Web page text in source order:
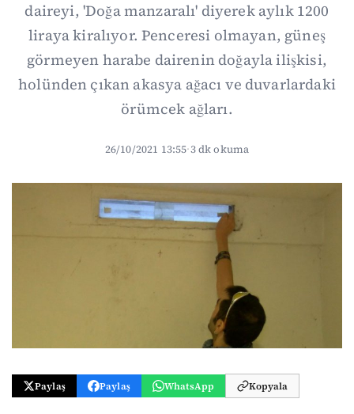
daireyi, 'Doğa manzaralı' diyerek aylık 1200
liraya kiralıyor. Penceresi olmayan, güneş
görmeyen harabe dairenin doğayla ilişkisi,
holünden çıkan akasya ağacı ve duvarlardaki
örümcek ağları.
26/10/2021 13:55·3 dk okuma
Paylaş Paylaş WhatsApp Kopyala